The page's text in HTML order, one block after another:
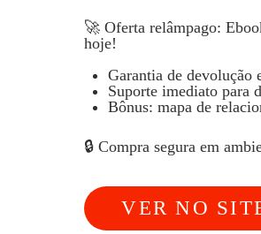
🚀 Oferta relâmpago:
hoje!
Garantia de devolução
Suporte imediato para
Bônus: mapa de
🔒 Compra segura em
VER NO